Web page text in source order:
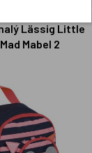
Lässig Little
Mabel 2